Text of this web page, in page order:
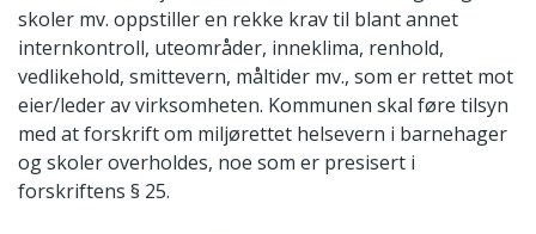
skoler mv. oppstiller en rekke krav til blant annet
internkontroll, uteområder, inneklima, renhold,
vedlikehold, smittevern, måltider mv., som er rettet mot
eier/leder av virksomheten. Kommunen skal føre tilsyn
med at forskrift om miljørettet helsevern i barnehager
og skoler overholdes, noe som er presisert i
forskriftens § 25.